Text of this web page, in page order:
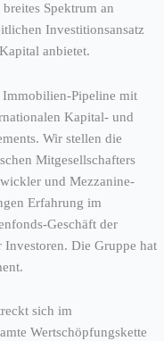
Spektrum an
Investitionsansatz
anbietet.
Pipeline mit
Kapital- und
Wir stellen die
Mitgesellschafters
und Mezzanine-
Erfahrung im
Geschäft der
Investoren. Die Gruppe hat
sich im
Wertschöpfungskette